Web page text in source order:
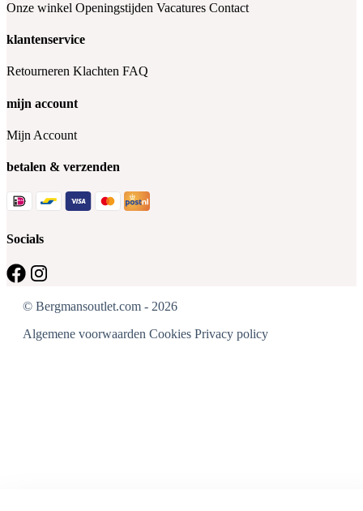
Onze winkel Openingstijden Vacatures Contact
klantenservice
Retourneren Klachten FAQ
mijn account
Mijn Account
betalen & verzenden
Socials
© Bergmansoutlet.com - 2026
Algemene voorwaarden Cookies Privacy policy